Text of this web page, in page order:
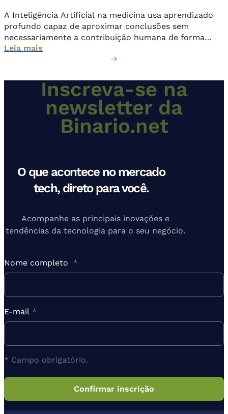
A Inteligência Artificial na medicina usa aprendizado
profundo capaz de aproximar conclusões sem
necessariamente a contribuição humana de forma
direta.
Leia mais
Inscreva-se na
newsletter da
Binario.net
O que acontece no mercado
tech, direto para você.
Acompanhe as principais inovações e
tendências da tecnologia para o seu negócio.
Nome completo *
E-mail *
* Campo obrigatório.